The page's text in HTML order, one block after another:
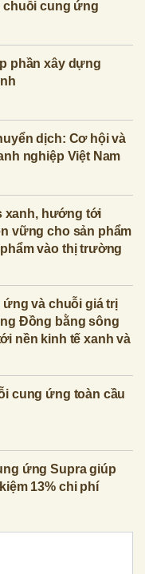
chuỗi cung ứng
phần xây dựng
dịch: Cơ hội và
nghiệp Việt Nam
xanh, hướng tới
vững cho sản phẩm
vào thị trường
và chuỗi giá trị
Đồng bằng sông
nền kinh tế xanh và
cung ứng toàn cầu
ứng Supra giúp
13% chi phí